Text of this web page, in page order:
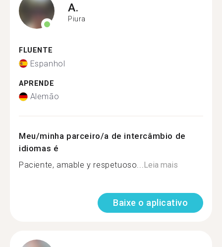
A.
Piura
FLUENTE
Espanhol
APRENDE
Alemão
Meu/minha parceiro/a de intercâmbio de
idiomas é
Paciente, amable y respetuoso...Leia mais
Baixe o aplicativo